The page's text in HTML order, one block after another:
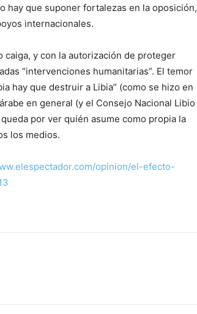
hay que suponer fortalezas en la oposición,
internacionales.
caiga, y con la autorización de proteger
“intervenciones humanitarias”. El temor
hay que destruir a Libia” (como se hizo en
en general (y el Consejo Nacional Libio
por ver quién asume como propia la
los medios.
opinion/el-efecto-